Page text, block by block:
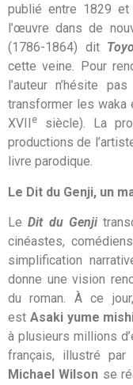
publié entre 1829 et
l’œuvre dans de
(1786-1864) dit
cette veine. Pour
l’auteur n’hésite
transformer les waka
XVII
e
siècle). La
productions de
livre parodique.
Le Dit du Genji, un
LeDit du Genji
cinéastes,
simplification
donne une vision
du roman. À ce
est Asaki yume
à plusieurs millions
français, illustré par
Michael Wilson se